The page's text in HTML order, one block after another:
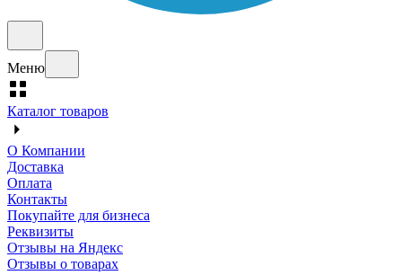
Меню
Каталог товаров
О Компании
Доставка
Оплата
Контакты
Покупайте для бизнеса
Реквизиты
Отзывы на Яндекс
Отзывы о товарах